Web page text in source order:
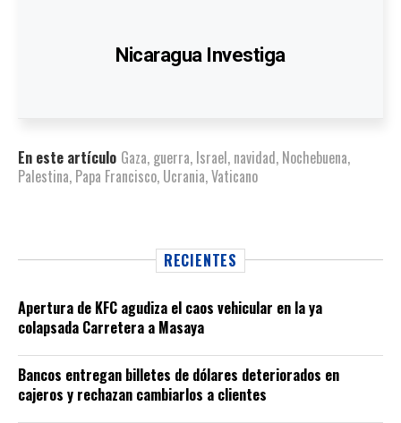
Nicaragua Investiga
En este artículo Gaza, guerra, Israel, navidad, Nochebuena,
Palestina, Papa Francisco, Ucrania,Vaticano
RECIENTES
Apertura de KFC agudiza el caos vehicular en la ya
colapsada Carretera a Masaya
Bancos entregan billetes de dólares deteriorados en
cajeros y rechazan cambiarlos a clientes